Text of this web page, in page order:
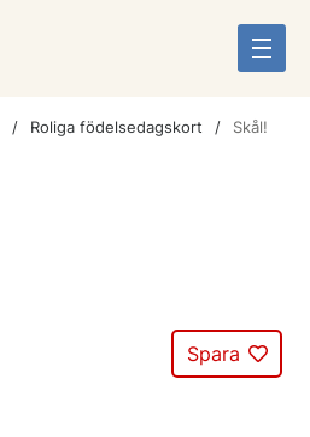
Roliga födelsedagskort Skål!
Spara